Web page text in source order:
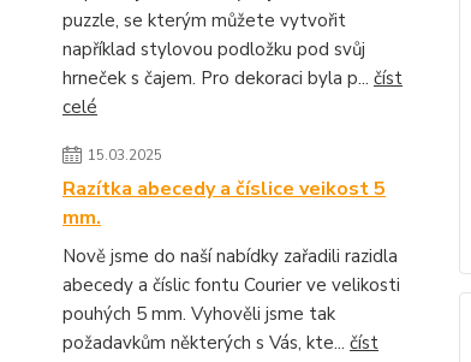
puzzle, se kterým můžete vytvořit
například stylovou podložku pod svůj
hrneček s čajem. Pro dekoraci byla p... číst
celé
15.03.2025
Razítka abecedy a číslice veikost 5
mm.
Nově jsme do naší nabídky zařadili razidla
abecedy a číslic fontu Courier ve velikosti
pouhých 5 mm. Vyhověli jsme tak
požadavkům některých s Vás, kte... číst